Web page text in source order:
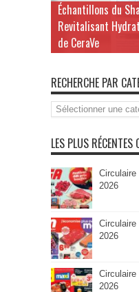
Échantillons du
Revitalisant
de CeraVe
RECHERCHE PAR
Recherche
par
LES PLUS RÉCENTES
2026
2026
2026